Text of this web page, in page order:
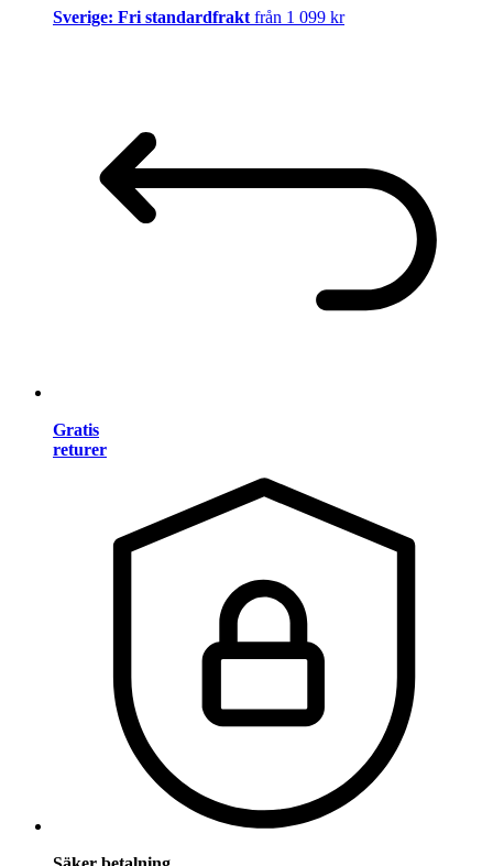
Sverige: Fri standardfrakt från 1 099 kr
Gratis
returer